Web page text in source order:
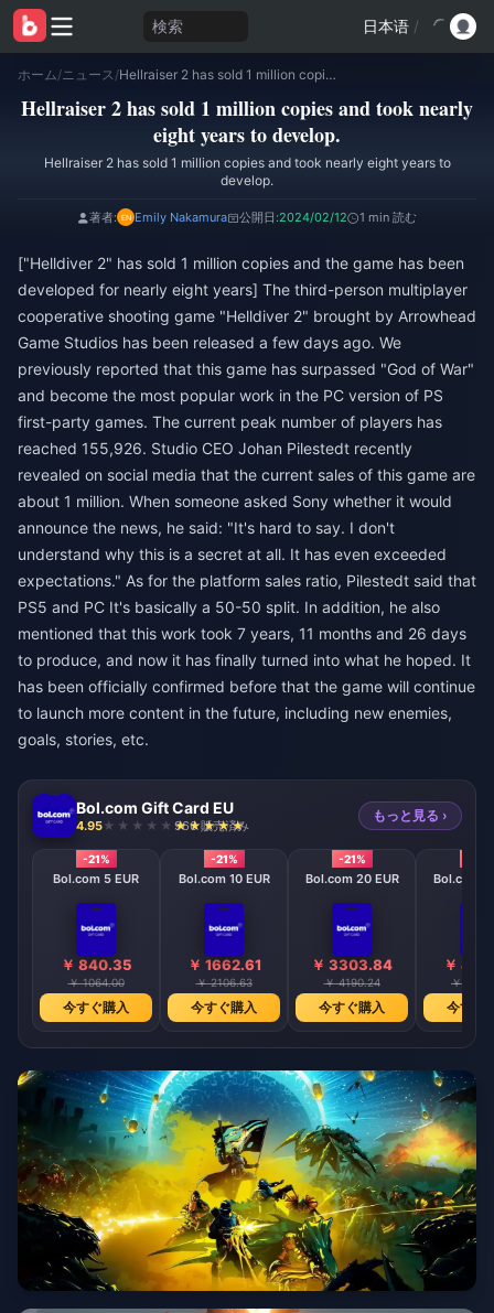
検索 日本语 /
ホーム/ニュース / Hellraiser 2 has sold 1 million copies and took nearly eight years to develop.
Hellraiser 2 has sold 1 million copies and took nearly
eight years to develop.
Hellraiser 2 has sold 1 million copies and took nearly eight years to
develop.
著者: Emily Nakamura 公開日:2024/02/12 1 min 読む
["Helldiver 2" has sold 1 million copies and the game has been
developed for nearly eight years] The third-person multiplayer
cooperative shooting game "Helldiver 2" brought by Arrowhead
Game Studios has been released a few days ago. We
previously reported that this game has surpassed "God of War"
and become the most popular work in the PC version of PS
first-party games. The current peak number of players has
reached 155,926. Studio CEO Johan Pilestedt recently
revealed on social media that the current sales of this game are
about 1 million. When someone asked Sony whether it would
announce the news, he said: "It's hard to say. I don't
understand why this is a secret at all. It has even exceeded
expectations." As for the platform sales ratio, Pilestedt said that
PS5 and PC It's basically a 50-50 split. In addition, he also
mentioned that this work took 7 years, 11 months and 26 days
to produce, and now it has finally turned into what he hoped. It
has been officially confirmed before that the game will continue
to launch more content in the future, including new enemies,
goals, stories, etc.
Bol.com Gift Card EU
4.95 966 販売済み
もっと見る ›
-21%
Bol.com 5 EUR
￥ 840.35
￥ 1064.00
今すぐ購入
-21%
Bol.com 10 EUR
￥ 1662.61
￥ 2106.63
今すぐ購入
-21%
Bol.com 20 EUR
￥ 3303.84
￥ 4190.24
今すぐ購入
Bol.com
￥
￥
今すぐ